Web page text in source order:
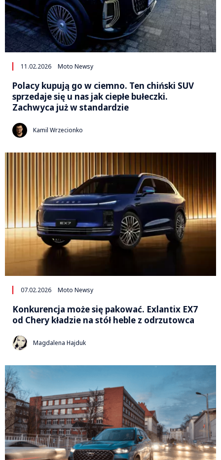
11.02.2026 Moto Newsy
Polacy kupują go w ciemno. Ten chiński SUV
sprzedaje się u nas jak ciepłe bułeczki.
Zachwyca już w standardzie
Kamil Wrzecionko
07.02.2026 Moto Newsy
Konkurencja może się pakować. Exlantix EX7
od Chery kładzie na stół heble z odrzutowca
Magdalena Hajduk